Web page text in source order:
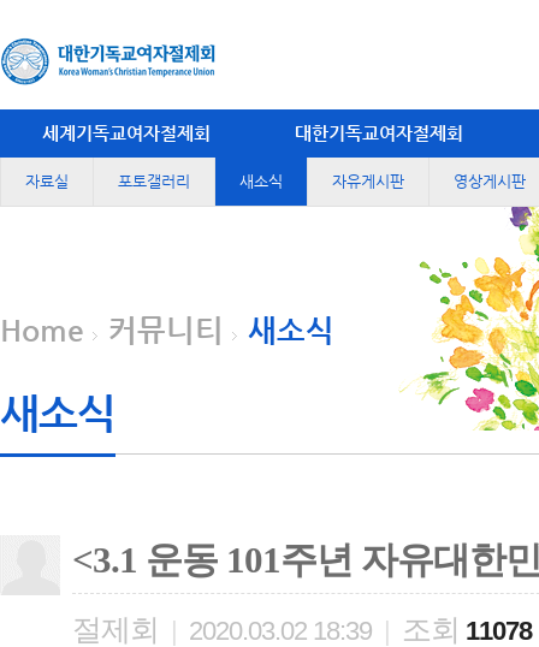
세계기독교여자절제회 대한기독교여자절제회
자료실 포토갤러리 새소식 자유게시판 영상게시판
Home 커뮤니티 새소식
새소식
<3.1 운동 101주년 자유대한
절제회 | 2020.03.02 18:39 | 조회 11078